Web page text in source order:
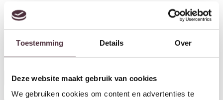
Toestemming Details Over
Deze website maakt gebruik van cookies
We gebruiken cookies om content en advertenties te
Herstel filters
Alle filters